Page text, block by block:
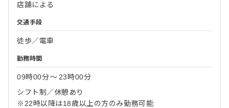
店舗による
交通手段
徒歩／電車
勤務時間
09時00分〜 23時00分
シフト制／休憩あり
※22時以降は18歳以上の方のみ勤務可能